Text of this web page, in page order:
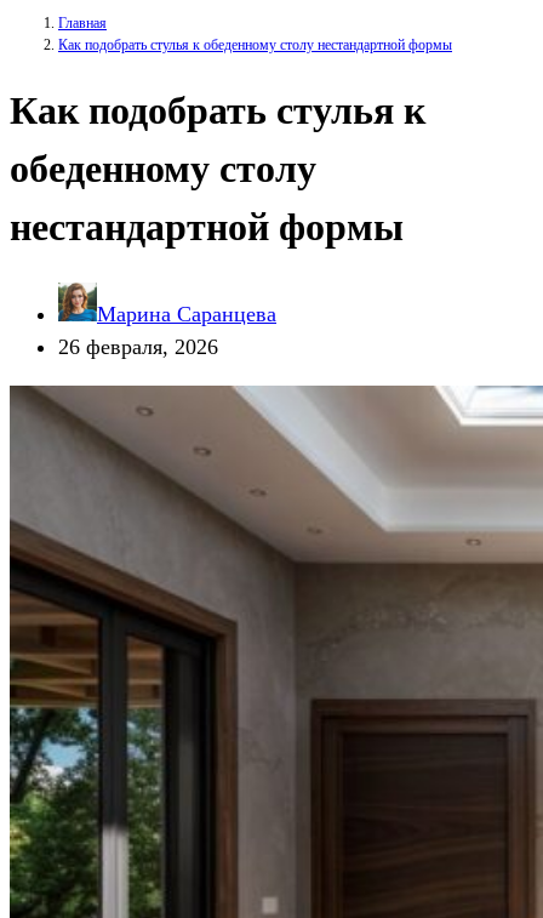
Главная
Как подобрать стулья к обеденному столу нестандартной формы
Как подобрать стулья к
обеденному столу
нестандартной формы
Марина Саранцева
26 февраля, 2026